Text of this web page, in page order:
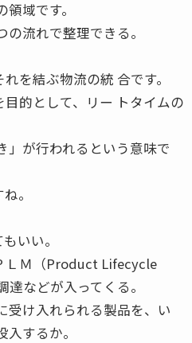
域です。
流れで整理できる。
を結ぶ物流の統 合です。
的として、リー トタイムの
」が行われるという意味で
。
いい。
ＬＭ（Product Lifecycle
などが入ってくる。
受け入れられる製品を、い
するか。